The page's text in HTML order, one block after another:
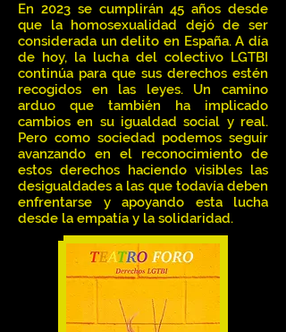
En 2023 se cumplirán 45 años desde
que la homosexualidad dejó de ser
considerada un delito en España. A día
de hoy, la lucha del colectivo LGTBI
continúa para que sus derechos estén
recogidos en las leyes. Un camino
arduo que también ha implicado
cambios en su igualdad social y real.
Pero como sociedad podemos seguir
avanzando en el reconocimiento de
estos derechos haciendo visibles las
desigualdades a las que todavía deben
enfrentarse y apoyando esta lucha
desde la empatía y la solidaridad.